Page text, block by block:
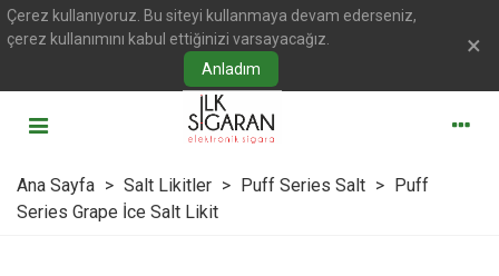
Çerez kullanıyoruz. Bu siteyi kullanmaya devam ederseniz,
çerez kullanımını kabul ettiğinizi varsayacağız.
Anladım
×
Ana Sayfa > Salt Likitler > Puff Series Salt > Puff
Series Grape İce Salt Likit